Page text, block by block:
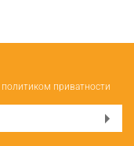
политиком приватности